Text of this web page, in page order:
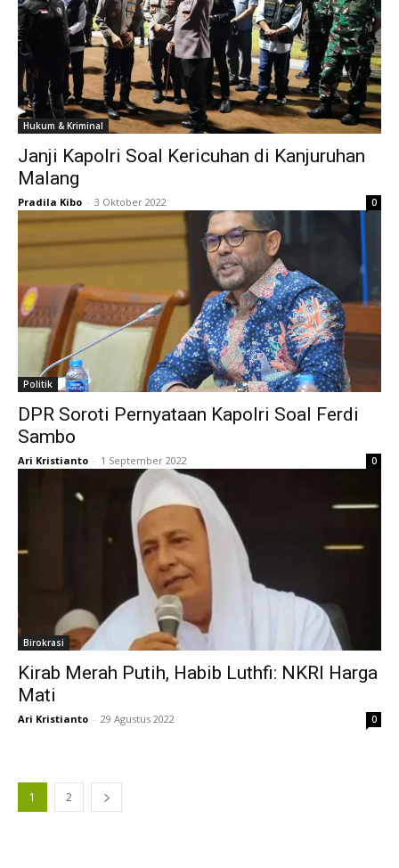
Hukum & Kriminal
Janji Kapolri Soal Kericuhan di Kanjuruhan
Malang
Pradila Kibo - 3 Oktober 2022 0
Politik
DPR Soroti Pernyataan Kapolri Soal Ferdi
Sambo
Ari Kristianto - 1 September 2022 0
Birokrasi
Kirab Merah Putih, Habib Luthfi: NKRI Harga
Mati
Ari Kristianto - 29 Agustus 2022 0
1 2